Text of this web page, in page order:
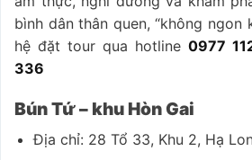
bình dân thân quen, “không ngon
hệ đặt tour qua hotline0977
336
Bún Tứ – khu Hòn Gai
Địa chỉ: 28 Tổ 33, Khu 2, Hạ